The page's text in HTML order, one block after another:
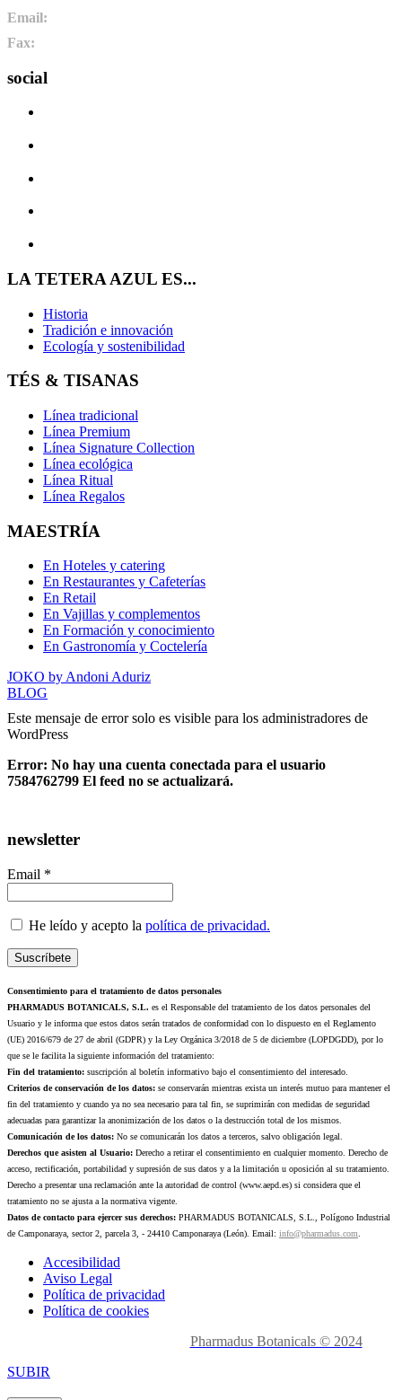
Email:
Fax:
social
LA TETERA AZUL ES...
Historia
Tradición e innovación
Ecología y sostenibilidad
TÉS & TISANAS
Línea tradicional
Línea Premium
Línea Signature Collection
Línea ecológica
Línea Ritual
Línea Regalos
MAESTRÍA
En Hoteles y catering
En Restaurantes y Cafeterías
En Retail
En Vajillas y complementos
En Formación y conocimiento
En Gastronomía y Coctelería
JOKO by Andoni Aduriz
BLOG
Este mensaje de error solo es visible para los administradores de
WordPress
Error: No hay una cuenta conectada para el usuario
7584762799 El feed no se actualizará.
newsletter
Email *
He leído y acepto la política de privacidad.
Consentimiento para el tratamiento de datos personales
PHARMADUS BOTANICALS, S.L. es el Responsable del tratamiento de los datos personales del
Usuario y le informa que estos datos serán tratados de conformidad con lo dispuesto en el Reglamento
(UE) 2016/679 de 27 de abril (GDPR) y la Ley Orgánica 3/2018 de 5 de diciembre (LOPDGDD), por lo
que se le facilita la siguiente información del tratamiento:
Fin del tratamiento: suscripción al boletín informativo bajo el consentimiento del interesado.
Criterios de conservación de los datos: se conservarán mientras exista un interés mutuo para mantener el
fin del tratamiento y cuando ya no sea necesario para tal fin, se suprimirán con medidas de seguridad
adecuadas para garantizar la anonimización de los datos o la destrucción total de los mismos.
Comunicación de los datos: No se comunicarán los datos a terceros, salvo obligación legal.
Derechos que asisten al Usuario: Derecho a retirar el consentimiento en cualquier momento. Derecho de
acceso, rectificación, portabilidad y supresión de sus datos y a la limitación u oposición al su tratamiento.
Derecho a presentar una reclamación ante la autoridad de control (www.aepd.es) si considera que el
tratamiento no se ajusta a la normativa vigente.
Datos de contacto para ejercer sus derechos: PHARMADUS BOTANICALS, S.L., Polígono Industrial
de Camponaraya, sector 2, parcela 3, - 24410 Camponaraya (León). Email: info@pharmadus.com
Accesibilidad
Aviso Legal
Política de privacidad
Política de cookies
Pharmadus Botanicals © 2024
SUBIR